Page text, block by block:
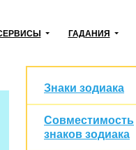
ГАДАНИЯ
Знаки зодиака
Совместимость
знаков зодиака